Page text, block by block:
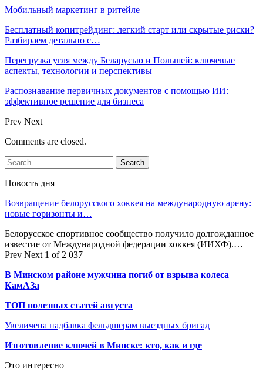
Мобильный маркетинг в ритейле
Бесплатный копитрейдинг: легкий старт или скрытые риски?
Разбираем детально с…
Перегрузка угля между Беларусью и Польшей: ключевые
аспекты, технологии и перспективы
Распознавание первичных документов с помощью ИИ:
эффективное решение для бизнеса
Prev Next
Comments are closed.
Новость дня
Возвращение белорусского хоккея на международную арену:
новые горизонты и…
Белорусское спортивное сообщество получило долгожданное
известие от Международной федерации хоккея (ИИХФ).…
Prev Next 1 of 2 037
В Минском районе мужчина погиб от взрыва колеса
КамАЗа
ТОП полезных статей августа
Увеличена надбавка фельдшерам выездных бригад
Изготовление ключей в Минске: кто, как и где
Это интересно